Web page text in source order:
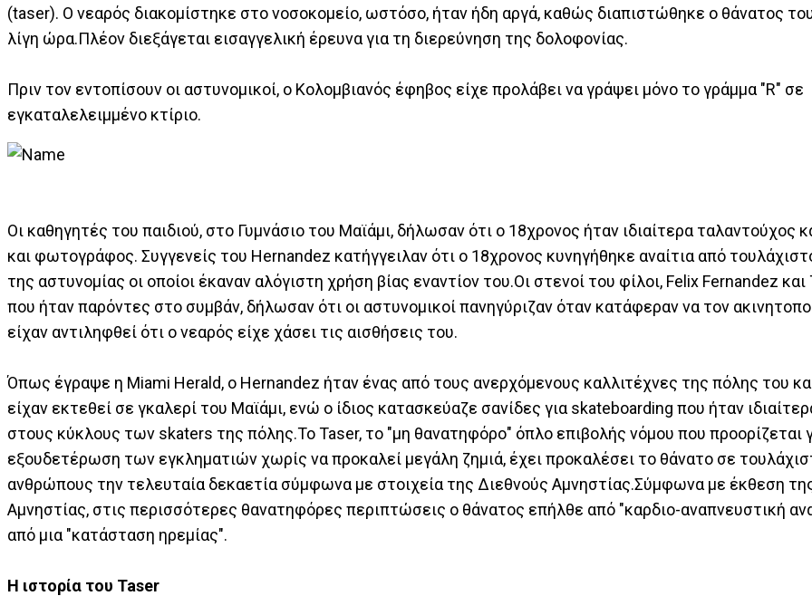
(taser). Ο νεαρός διακομίστηκε στο νοσοκομείο, ωστόσο, ήταν ήδη αργά, καθώς διαπιστώθηκε ο θάνατος
λίγη ώρα.Πλέον διεξάγεται εισαγγελική έρευνα για τη διερεύνηση της δολοφονίας.
Πριν τον εντοπίσουν οι αστυνομικοί, ο Κολομβιανός έφηβος είχε προλάβει να γράψει μόνο το γράμμα "R" σε
εγκαταλελειμμένο κτίριο.
Οι καθηγητές του παιδιού, στο Γυμνάσιο του Μαϊάμι, δήλωσαν ότι ο 18χρονος ήταν ιδιαίτερα ταλαντούχος
και φωτογράφος. Συγγενείς του Hernandez κατήγγειλαν ότι ο 18χρονος κυνηγήθηκε αναίτια από
της αστυνομίας οι οποίοι έκαναν αλόγιστη χρήση βίας εναντίον του.Οι στενοί του φίλοι, Felix Fernandez
που ήταν παρόντες στο συμβάν, δήλωσαν ότι οι αστυνομικοί πανηγύριζαν όταν κατάφεραν να τον
είχαν αντιληφθεί ότι ο νεαρός είχε χάσει τις αισθήσεις του.
Όπως έγραψε η Miami Herald, ο Hernandez ήταν ένας από τους ανερχόμενους καλλιτέχνες της πόλης του
είχαν εκτεθεί σε γκαλερί του Μαϊάμι, ενώ ο ίδιος κατασκεύαζε σανίδες για skateboarding που ήταν
στους κύκλους των skaters της πόλης.Το Taser, το "μη θανατηφόρο" όπλο επιβολής νόμου που προορίζεται
εξουδετέρωση των εγκληματιών χωρίς να προκαλεί μεγάλη ζημιά, έχει προκαλέσει το θάνατο σε
ανθρώπους την τελευταία δεκαετία σύμφωνα με στοιχεία της Διεθνούς Αμνηστίας.Σύμφωνα με έκθεση
Αμνηστίας, στις περισσότερες θανατηφόρες περιπτώσεις ο θάνατος επήλθε από "καρδιο-αναπνευστική
από μια "κατάσταση ηρεμίας".
Η ιστορία του Taser